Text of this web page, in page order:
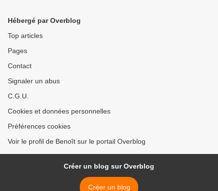
Hébergé par Overblog
Top articles
Pages
Contact
Signaler un abus
C.G.U.
Cookies et données personnelles
Préférences cookies
Voir le profil de Benoît sur le portail Overblog
Créer un blog sur Overblog
Créer un blog